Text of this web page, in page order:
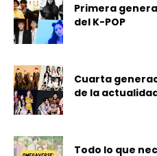
Primera
del K-POP
Cuarta
de la
Todo lo que